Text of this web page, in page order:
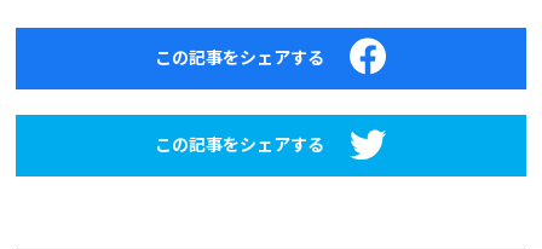
この記事をシェアする
この記事をシェアする